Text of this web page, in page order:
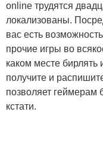
online трудятся
локализованы.
вас есть
прочие игры во
каком месте бирлять
получите и
позволяет геймерам
кстати.